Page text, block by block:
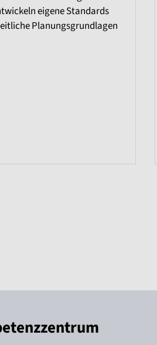
eigene Standards
Planungsgrundlagen